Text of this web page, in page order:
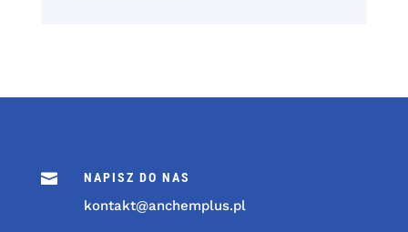
 NAPISZ DO NAS
kontakt@anchemplus.pl